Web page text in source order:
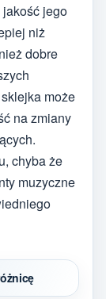
jego
niż
dobre
może
na zmiany
chyba że
muzyczne